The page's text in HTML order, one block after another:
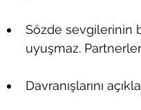
Sözde sevgilerinin
uyuşmaz.
Davranışlarını